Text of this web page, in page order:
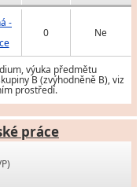
-
0 Ne
výuka předmětu
B (zvýhodněně B), viz
prostředí.
práce